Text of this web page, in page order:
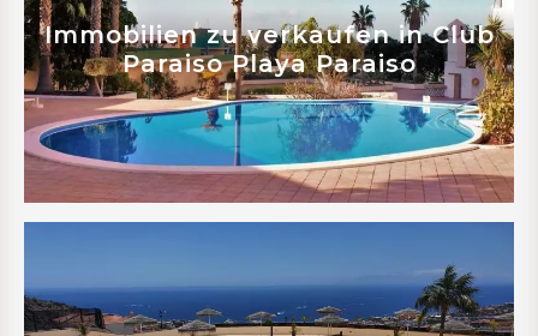
Immobilien zu verkaufen in Club
Paraiso Playa Paraiso
Mehr erfahren